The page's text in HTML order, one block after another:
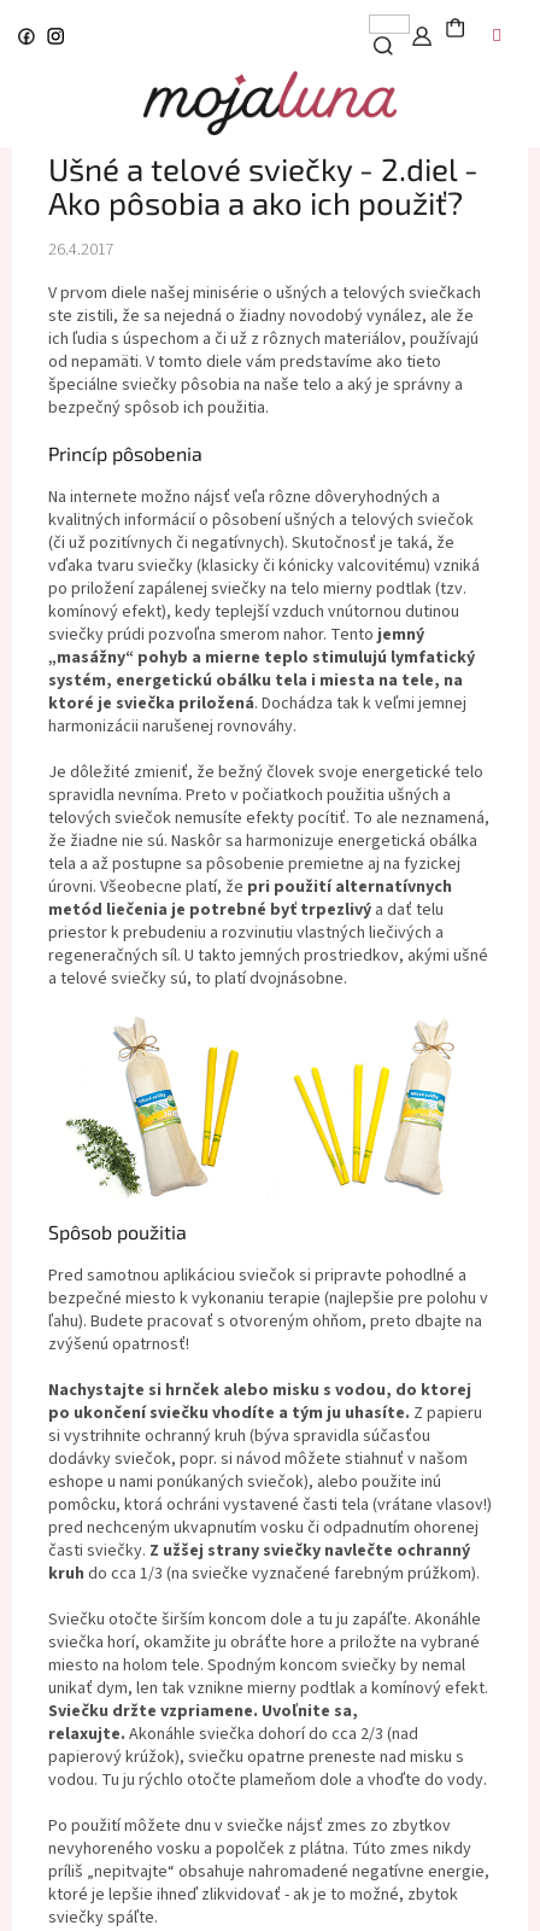
Ušné a telové sviečky - 2.diel -
Ako pôsobia a ako ich použiť?
26.4.2017
V prvom diele našej minisérie o ušných a telových sviečkach
ste zistili, že sa nejedná o žiadny novodobý vynález, ale že
ich ľudia s úspechom a či už z rôznych materiálov, používajú
od nepamäti. V tomto diele vám predstavíme ako tieto
špeciálne sviečky pôsobia na naše telo a aký je správny a
bezpečný spôsob ich použitia.
Princíp pôsobenia
Na internete možno nájsť veľa rôzne dôveryhodných a
kvalitných informácií o pôsobení ušných a telových sviečok
(či už pozitívnych či negatívnych). Skutočnosť je taká, že
vďaka tvaru sviečky (klasicky či kónicky valcovitému) vzniká
po priložení zapálenej sviečky na telo mierny podtlak (tzv.
komínový efekt), kedy teplejší vzduch vnútornou dutinou
sviečky prúdi pozvoľna smerom nahor. Tento jemný
„masážny“ pohyb a mierne teplo stimulujú lymfatický
systém, energetickú obálku tela i miesta na tele, na
ktoré je sviečka priložená. Dochádza tak k veľmi jemnej
harmonizácii narušenej rovnováhy.
Je dôležité zmieniť, že bežný človek svoje energetické telo
spravidla nevníma. Preto v počiatkoch použitia ušných a
telových sviečok nemusíte efekty pocítiť. To ale neznamená,
že žiadne nie sú. Naskôr sa harmonizuje energetická obálka
tela a až postupne sa pôsobenie premietne aj na fyzickej
úrovni. Všeobecne platí, že pri použití alternatívnych
metód liečenia je potrebné byť trpezlivý a dať telu
priestor k prebudeniu a rozvinutiu vlastných liečivých a
regeneračných síl. U takto jemných prostriedkov, akými ušné
a telové sviečky sú, to platí dvojnásobne.
Spôsob použitia
Pred samotnou aplikáciou sviečok si pripravte pohodlné a
bezpečné miesto k vykonaniu terapie (najlepšie pre polohu v
ľahu). Budete pracovať s otvoreným ohňom, preto dbajte na
zvýšenú opatrnosť!
Nachystajte si hrnček alebo misku s vodou, do ktorej
po ukončení sviečku vhodíte a tým ju uhasíte. Z papieru
si vystrihnite ochranný kruh (býva spravidla súčasťou
dodávky sviečok, popr. si návod môžete stiahnuť v našom
eshope u nami ponúkaných sviečok), alebo použite inú
pomôcku, ktorá ochráni vystavené časti tela (vrátane vlasov!)
pred nechceným ukvapnutím vosku či odpadnutím ohorenej
časti sviečky. Z užšej strany sviečky navlečte ochranný
kruh do cca 1/3 (na sviečke vyznačené farebným prúžkom).
Sviečku otočte širším koncom dole a tu ju zapáľte. Akonáhle
sviečka horí, okamžite ju obráťte hore a priložte na vybrané
miesto na holom tele. Spodným koncom sviečky by nemal
unikať dym, len tak vznikne mierny podtlak a komínový efekt.
Sviečku držte vzpriamene. Uvoľnite sa,
relaxujte. Akonáhle sviečka dohorí do cca 2/3 (nad
papierový krúžok), sviečku opatrne preneste nad misku s
vodou. Tu ju rýchlo otočte plameňom dole a vhoďte do vody.
Po použití môžete dnu v sviečke nájsť zmes zo zbytkov
nevyhoreného vosku a popolček z plátna. Túto zmes nikdy
príliš „nepitvajte“ obsahuje nahromadené negatívne energie,
ktoré je lepšie ihneď zlikvidovať - ak je to možné, zbytok
sviečky spáľte.